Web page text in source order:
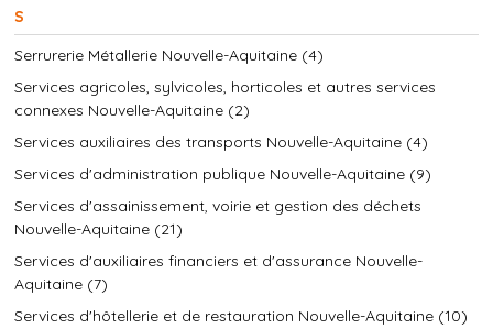
S
Serrurerie Métallerie Nouvelle-Aquitaine (4)
Services agricoles, sylvicoles, horticoles et autres services
connexes Nouvelle-Aquitaine (2)
Services auxiliaires des transports Nouvelle-Aquitaine (4)
Services d'administration publique Nouvelle-Aquitaine (9)
Services d'assainissement, voirie et gestion des déchets
Nouvelle-Aquitaine (21)
Services d'auxiliaires financiers et d'assurance Nouvelle-
Aquitaine (7)
Services d'hôtellerie et de restauration Nouvelle-Aquitaine (10)